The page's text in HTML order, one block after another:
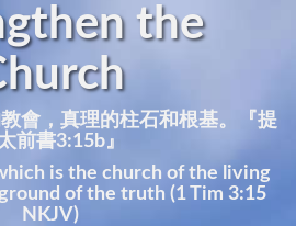
the
會，真理的柱石和根基。『提
前書3:15b』
is the church of the living
of the truth (1 Tim 3:15
NKJV)